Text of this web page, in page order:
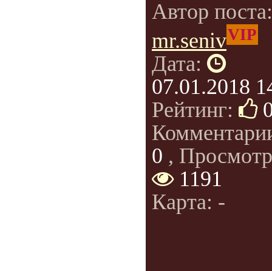
Автор
mr.senivVIP
Дата:
07.01.2018
Рейтинг:
0 ,
1191
Карта: -